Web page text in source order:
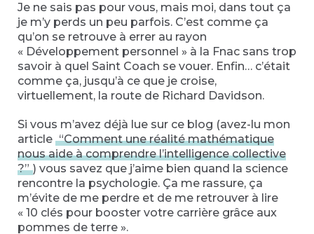
Je ne sais pas pour vous, mais moi, dans tout ça
je m’y perds un peu parfois. C’est comme ça
qu’on se retrouve à errer au rayon
« Développement personnel » à la Fnac sans trop
savoir à quel Saint Coach se vouer. Enfin… c’était
comme ça, jusqu’à ce que je croise,
virtuellement, la route de Richard Davidson.
Si vous m’avez déjà lue sur ce blog (avez-lu mon
article “Comment une réalité mathématique
nous aide à comprendre l’intelligence collective
?” ) vous savez que j’aime bien quand la science
rencontre la psychologie. Ça me rassure, ça
m’évite de me perdre et de me retrouver à lire
« 10 clés pour booster votre carrière grâce aux
pommes de terre ».